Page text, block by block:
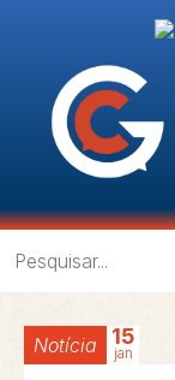
Notícia 15
jan